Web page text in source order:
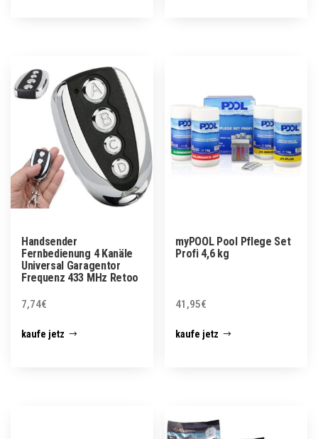
Handsender
Fernbedienung 4 Kanäle
Universal Garagentor
Frequenz 433 MHz Retoo
7,74€
kaufe jetz
myPOOL Pool Pflege Set
Profi 4,6 kg
41,95€
kaufe jetz